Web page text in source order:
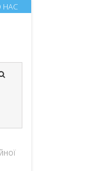
НАС